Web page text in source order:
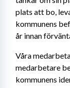
plats att bo,
kommunens
år innan
Våra
medarbetare
kommunens